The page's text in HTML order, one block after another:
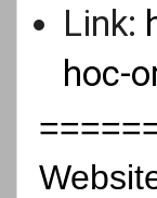
Link:
hoc-